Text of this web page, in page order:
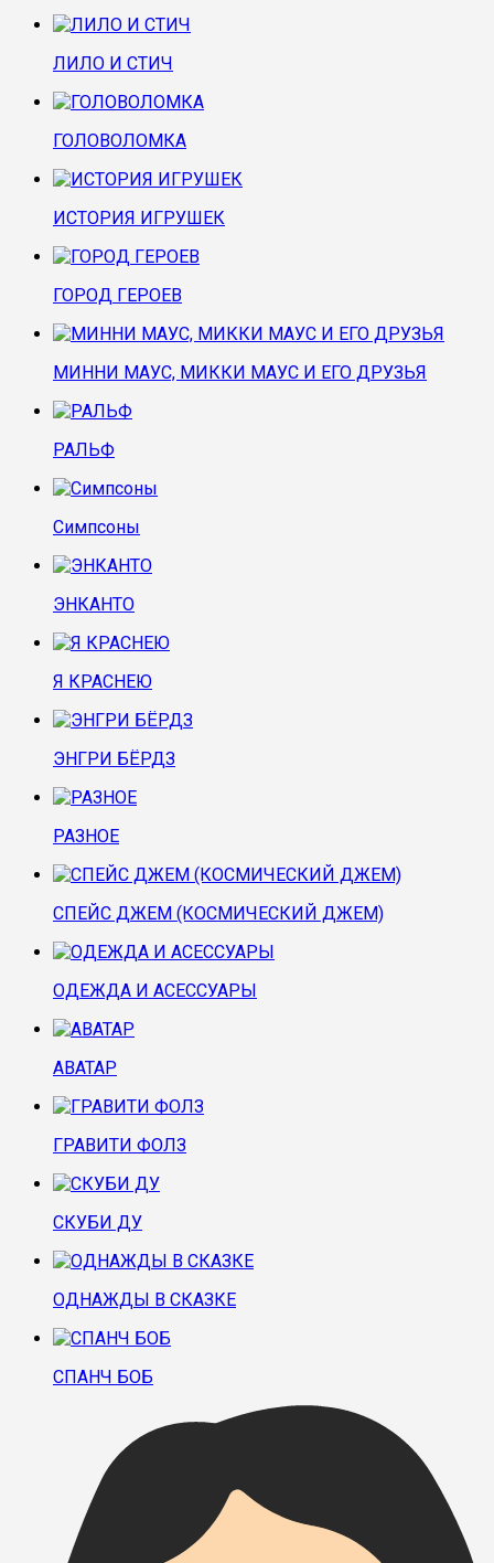
ЛИЛО И СТИЧ
ГОЛОВОЛОМКА
ИСТОРИЯ ИГРУШЕК
ГОРОД ГЕРОЕВ
МИННИ МАУС, МИККИ МАУС И ЕГО ДРУЗЬЯ
РАЛЬФ
Симпсоны
ЭНКАНТО
Я КРАСНЕЮ
ЭНГРИ БЁРДЗ
РАЗНОЕ
СПЕЙС ДЖЕМ (КОСМИЧЕСКИЙ ДЖЕМ)
ОДЕЖДА И АСЕССУАРЫ
АВАТАР
ГРАВИТИ ФОЛЗ
СКУБИ ДУ
ОДНАЖДЫ В СКАЗКЕ
СПАНЧ БОБ